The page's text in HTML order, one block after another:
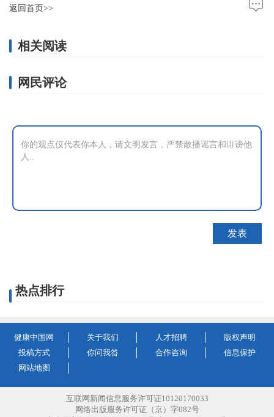
返回首页>>
相关阅读
网民评论
热点排行
健康中国网 关于我们 人才招聘
版权声明
投稿方式
你问我答 合作咨询
信息保护
网站地图
互联网新闻信息服务许可证10120170033
网络出版服务许可证（京）字082号